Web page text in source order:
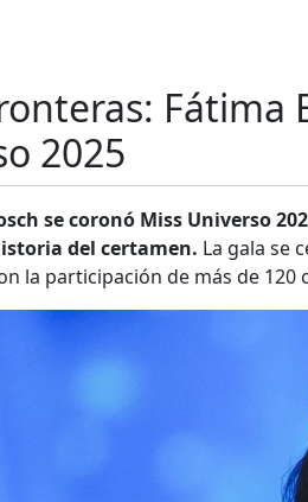
Fátima
2025
se coronó Miss Universo
del certamen. La gala se
la participación de más de